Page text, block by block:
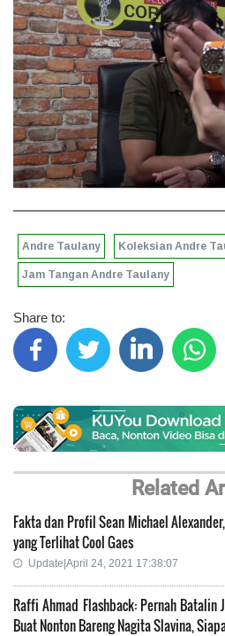
Andre Taulany Koleksian Andre
Jam Tangan Andre Taulany
Share to:
Related
Fakta dan Profil Sean Michael
yang Terlihat Cool Gaes
Update|April 24, 2021 17:38:07
Raffi Ahmad Flashback: Pernah Batalin
Buat Nonton Bareng Nagita Slavina,